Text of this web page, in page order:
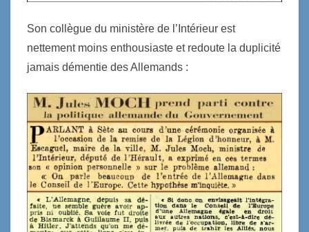
Son collègue du ministère de l’Intérieur est
nettement moins enthousiaste et redoute la duplicité
jamais démentie des Allemands :